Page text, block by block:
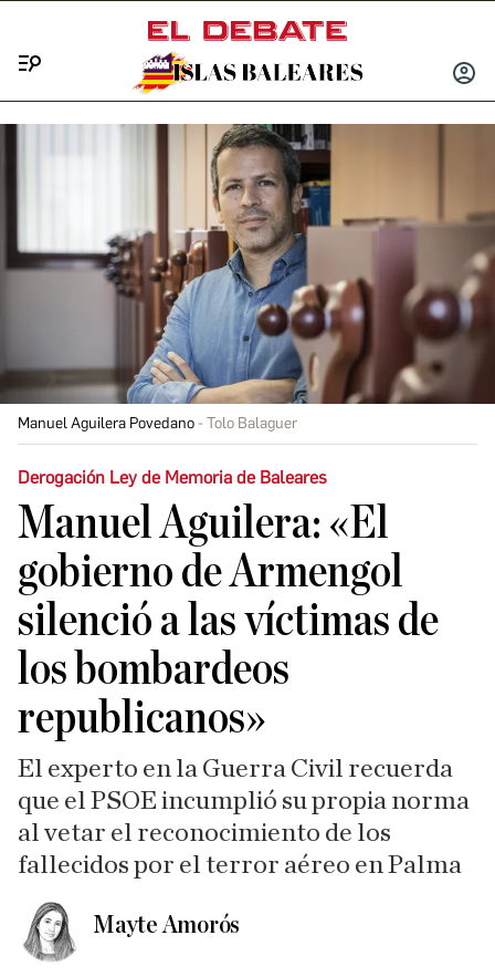
INICIAR
Manuel Aguilera Povedano Tolo Balaguer
Derogación Ley de Memoria de Baleares
Manuel Aguilera: «El
gobierno de Armengol
silenció a las víctimas de
los bombardeos
republicanos»
El experto en la Guerra Civil recuerda
que el PSOE incumplió su propia norma
al vetar el reconocimiento de los
fallecidos por el terror aéreo en Palma
Mayte Amorós